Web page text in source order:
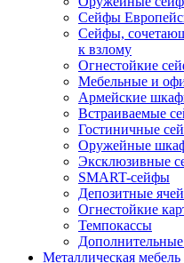
Сейфы
Сейфы,
к взлому
Огнестойкие
Мебельные и
Армейские
Встраиваемые
Гостиничные
Оружейные
Эксклюзивные
SMART-сейфы
Депозитные
Огнестойкие
Темпокассы
Дополнительные
Металлическая мебель